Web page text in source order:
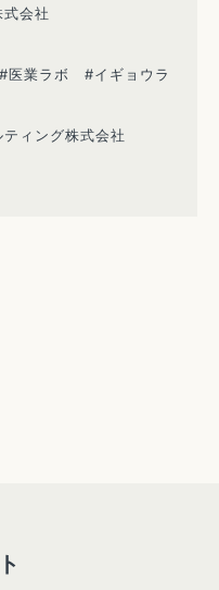
会社
業ラボ #イギョウラ
ィング株式会社